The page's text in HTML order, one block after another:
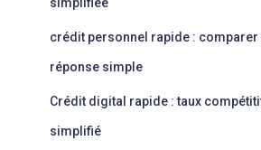
crédit personnel rapide : comparer
réponse simple
Crédit digital rapide : taux
simplifié